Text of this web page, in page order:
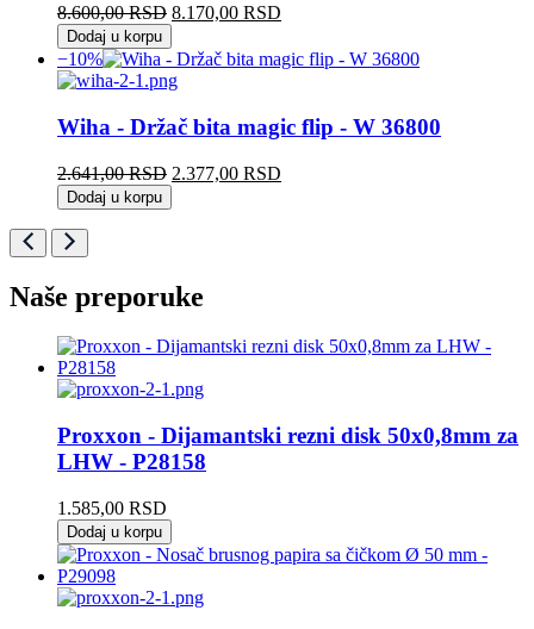
8.600,00RSD Originalna
cena
je
bila:
8.600,00 RSD.
8.170,00 RSD
je:
8.170,00 RSD.
Dodaj u korpu
−10%
Wiha - Držač bita magic flip - W 36800
2.641,00RSD Originalna
cena
je
2.377,00 RSD
Dodaj u korpu
Naše preporuke
Proxxon - Dijamantski rezni disk 50x0,8mm za
LHW - P28158
1.585,00 RSD
Dodaj u korpu